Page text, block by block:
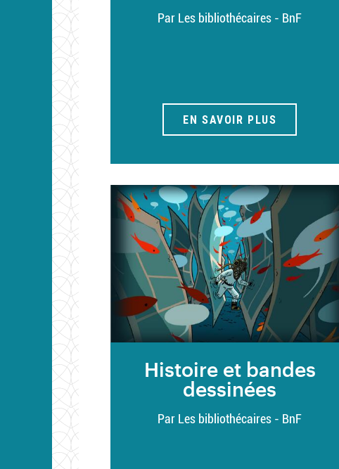
Par Les bibliothécaires - BnF
EN SAVOIR PLUS
Histoire et bandes
dessinées
Par Les bibliothécaires - BnF